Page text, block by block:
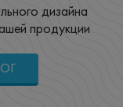
дизайна
продукции